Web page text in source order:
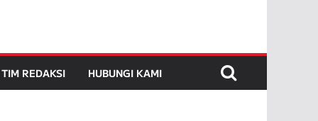
TIM REDAKSI HUBUNGI KAMI